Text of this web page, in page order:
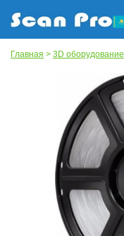
Главная > 3D оборудование